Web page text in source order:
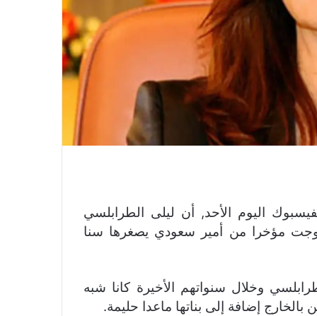
اليوم الأحد, أن ليلى الطرابلسي
مؤخرا من أمير سعودي يصغرها سنا
وخلال سنواتهم الأخيرة كانا شبه
إضافة إلى بناتها ماعدا حليمة.